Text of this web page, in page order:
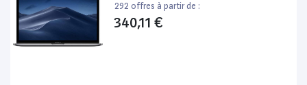
292 offres à partir de :
340,11 €